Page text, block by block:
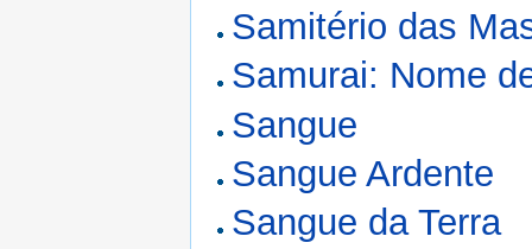
Samitério das
Samurai: Nome
Sangue
Sangue Ardente
Sangue da Terra